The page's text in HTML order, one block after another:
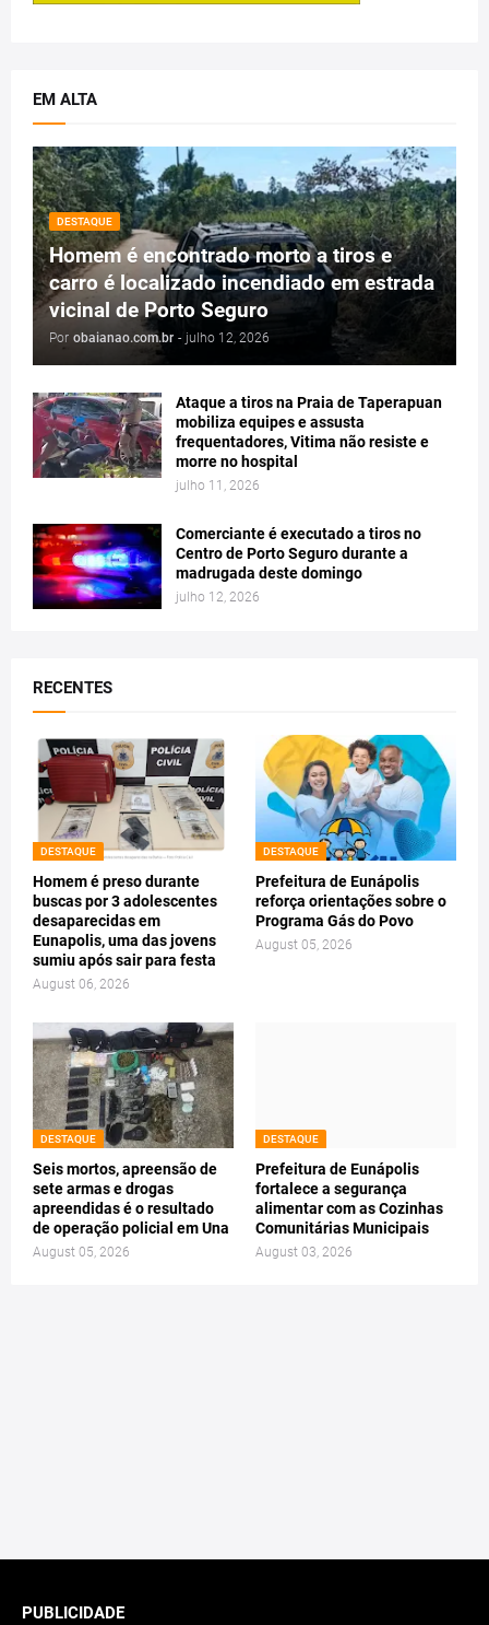
EM ALTA
DESTAQUE
Homem é encontrado morto a tiros e
carro é localizado incendiado em estrada
vicinal de Porto Seguro
Por obaianao.com.br - julho 12, 2026
Ataque a tiros na Praia de Taperapuan
mobiliza equipes e assusta
frequentadores, Vitima não resiste e
morre no hospital
julho 11, 2026
Comerciante é executado a tiros no
Centro de Porto Seguro durante a
madrugada deste domingo
julho 12, 2026
RECENTES
DESTAQUE
Homem é preso durante
buscas por 3 adolescentes
desaparecidas em
Eunapolis, uma das jovens
sumiu após sair para festa
August 06, 2026
DESTAQUE
Prefeitura de Eunápolis
reforça orientações sobre o
Programa Gás do Povo
August 05, 2026
DESTAQUE
Seis mortos, apreensão de
sete armas e drogas
apreendidas é o resultado
de operação policial em Una
August 05, 2026
DESTAQUE
Prefeitura de Eunápolis
fortalece a segurança
alimentar com as Cozinhas
Comunitárias Municipais
August 03, 2026
PUBLICIDADE